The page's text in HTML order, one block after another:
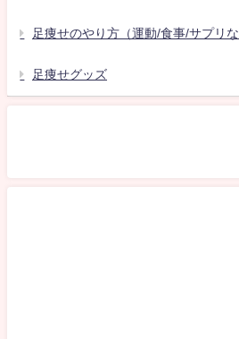
足痩せのやり方（運動/食事/サプリな
足痩せグッズ